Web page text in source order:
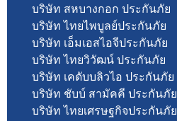
บริษัท สหบางกอก ประกันภัย
บริษัท ไทยไพบูลย์ประกันภัย
บริษัท เอ็มเอสไอจีประกันภัย
บริษัท ไทยวิวัฒน์ ประกันภัย
บริษัท เคดับบลิวไอ ประกันภัย
บริษัท ชับบ์ สามัคคี ประกันภัย
บริษัท ไทยเศรษฐกิจประกันภัย